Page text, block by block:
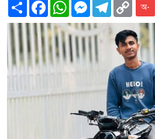
Link
অ-